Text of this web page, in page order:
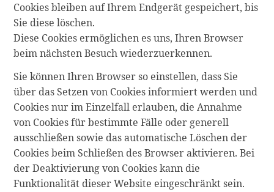
Cookies bleiben auf Ihrem Endgerät gespeichert, bis
Sie diese löschen.
Diese Cookies ermöglichen es uns, Ihren Browser
beim nächsten Besuch wiederzuerkennen.
Sie können Ihren Browser so einstellen, dass Sie
über das Setzen von Cookies informiert werden und
Cookies nur im Einzelfall erlauben, die Annahme
von Cookies für bestimmte Fälle oder generell
ausschließen sowie das automatische Löschen der
Cookies beim Schließen des Browser aktivieren. Bei
der Deaktivierung von Cookies kann die
Funktionalität dieser Website eingeschränkt sein.